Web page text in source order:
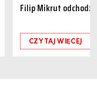
Filip Mikrut
CZYTAJ WIĘCEJ